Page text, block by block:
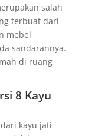
salah
terbuat dari
mebel
sandarannya.
di ruang
8 Kayu
kayu jati